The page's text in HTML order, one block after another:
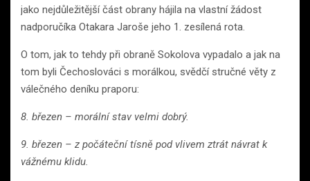
jako nejdůležitější část obrany hájila na vlastní žádost
nadporučíka Otakara Jaroše jeho 1. zesílená rota.
O tom, jak to tehdy při obraně Sokolova vypadalo a jak na
tom byli Čechoslováci s morálkou, svědčí stručné věty z
válečného deníku praporu:
8. březen – morální stav velmi dobrý.
9. březen – z počáteční tísně pod vlivem ztrát návrat k
vážnému klidu.